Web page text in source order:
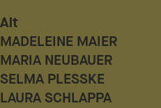
Alt
MADELEINE MAIER
MARIA NEUBAUER
SELMA PLESSKE
LAURA SCHLAPPA